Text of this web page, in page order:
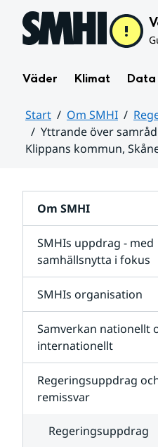
Hoppa till sidans innehåll
Väder Klimat Data
Start Om SMHI
Yttrande över
Klippans kommun,
Om SMHI
SMHIs uppdrag - med
samhällsnytta i fokus
SMHIs organisation
Samverkan nationellt
internationellt
Regeringsuppdrag
remissvar
Regeringsuppdrag